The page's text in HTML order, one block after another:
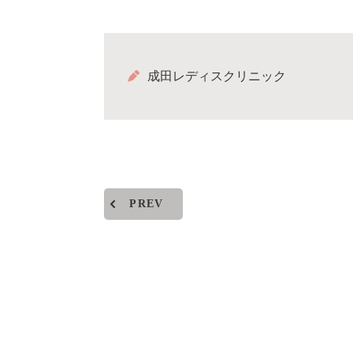
成田レディスクリニック
PREV